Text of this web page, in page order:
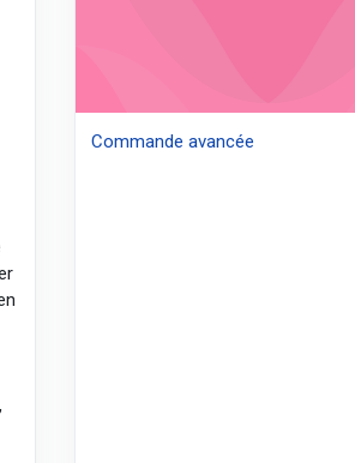
Commande avancée